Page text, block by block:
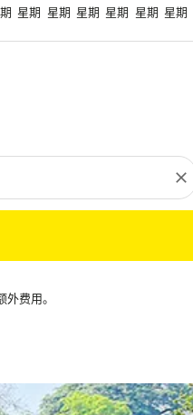
星期 星期 星期 星期 星期 星期
close
费用。